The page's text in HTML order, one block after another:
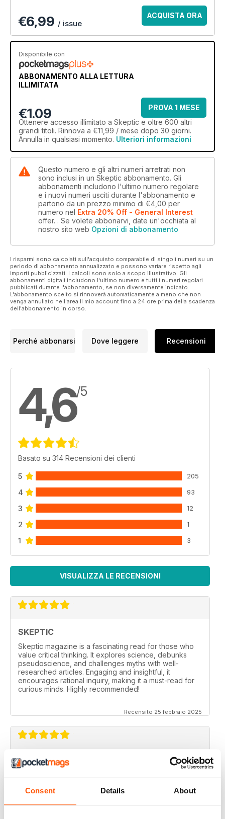
Consent Details About
€6,99 / issue
ACQUISTA ORA
Disponibile con
ABBONAMENTO ALLA LETTURA
ILLIMITATA
€1.09
PROVA 1 MESE
Ottenere accesso illimitato a Skeptic e oltre 600 altri
grandi titoli. Rinnova a €11,99 / mese dopo 30 giorni.
Annulla in qualsiasi momento. Ulteriori informazioni
Questo numero e gli altri numeri arretrati non
sono inclusi in un Skeptic abbonamento. Gli
abbonamenti includono l'ultimo numero regolare
e i nuovi numeri usciti durante l'abbonamento e
partono da un prezzo minimo di €4,00 per
numero nel Extra 20% Off - General Interest
offer. . Se volete abbonarvi, date un'occhiata al
nostro sito web Opzioni di abbonamento
I risparmi sono calcolati sull'acquisto comparabile di singoli numeri su un
periodo di abbonamento annualizzato e possono variare rispetto agli
importi pubblicizzati. I calcoli sono solo a scopo illustrativo. Gli
abbonamenti digitali includono l'ultimo numero e tutti i numeri regolari
pubblicati durante l'abbonamento, se non diversamente indicato.
L'abbonamento scelto si rinnoverà automaticamente a meno che non
venga annullato nell'area Il mio account fino a 24 ore prima della scadenza
dell'abbonamento in corso.
Perché abbonarsi Dove leggere Recensioni
4,6/5
Basato su 314 Recensioni dei clienti
5 205
4 93
3 12
2 1
1 3
VISUALIZZA LE RECENSIONI
SKEPTIC
Skeptic magazine is a fascinating read for those who
value critical thinking. It explores science, debunks
pseudoscience, and challenges myths with well-
researched articles. Engaging and insightful, it
encourages rational inquiry, making it a must-read for
curious minds. Highly recommended!
Recensito 25 febbraio 2025
SKEPTIC
I like that even no scientists (like me) can read the